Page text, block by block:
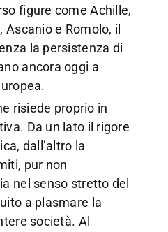
figure come Achille,
e Romolo, il
la persistenza di
ancora oggi a
risiede proprio in
Da un lato il rigore
dall’altro la
pur non
nel senso stretto del
a plasmare la
società. Al